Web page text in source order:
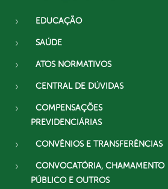
EDUCAÇÃO
SAÚDE
ATOS NORMATIVOS
CENTRAL DE DÚVIDAS
COMPENSAÇÕES
PREVIDENCIÁRIAS
CONVÊNIOS E TRANSFERÊNCIAS
CONVOCATÓRIA, CHAMAMENTO
PÚBLICO E OUTROS